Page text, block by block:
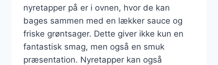
nyretapper på er i ovnen, hvor de kan
bages sammen med en lækker sauce og
friske grøntsager. Dette giver ikke kun en
fantastisk smag, men også en smuk
præsentation. Nyretapper kan også